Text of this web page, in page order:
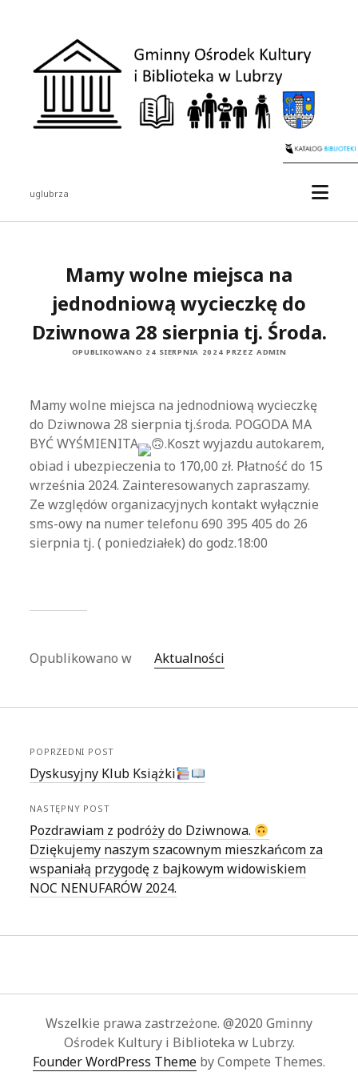
Kultury
Biblioteka
uglubrza
Mamy wolne miejsca na
jednodniową wycieczkę do
Dziwnowa 28 sierpnia tj. Środa.
OPUBLIKOWANO 24 SIERPNIA 2024 PRZEZ ADMIN
Mamy wolne miejsca na jednodniową wycieczkę
do Dziwnowa 28 sierpnia tj.środa. POGODA MA
BYĆ WYŚMIENITA
.Koszt wyjazdu autokarem,
obiad i ubezpieczenia to 170,00 zł. Płatność do 15
września 2024. Zainteresowanych zapraszamy.
Ze względów organizacyjnych kontakt wyłącznie
sms-owy na numer telefonu 690 395 405 do 26
sierpnia tj. ( poniedziałek) do godz.18:00
Opublikowano w Aktualności
POPRZEDNI POST
Dyskusyjny Klub Książki
NASTĘPNY POST
Pozdrawiam z podróży do Dziwnowa.
Dziękujemy naszym szacownym mieszkańcom za
wspaniałą przygodę z bajkowym widowiskiem
NOC NENUFARÓW 2024.
Wszelkie prawa zastrzeżone. @2020 Gminny
Ośrodek Kultury i Biblioteka w Lubrzy.
Founder WordPress Theme by Compete Themes.